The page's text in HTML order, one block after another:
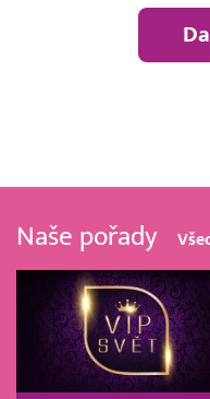
Naše pořady